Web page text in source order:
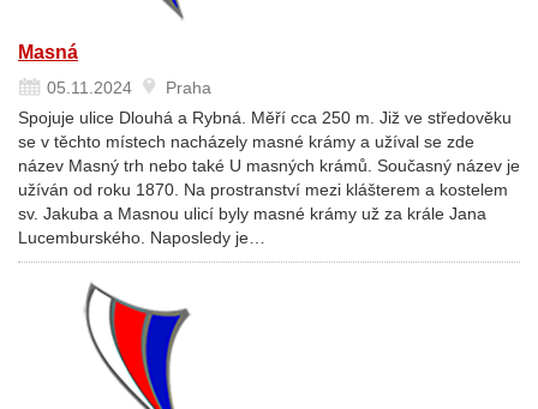
Masná
05.11.2024
Praha
Spojuje ulice Dlouhá a Rybná. Měří cca 250 m. Již ve středověku
se v těchto místech nacházely masné krámy a užíval se zde
název Masný trh nebo také U masných krámů. Současný název je
užíván od roku 1870. Na prostranství mezi klášterem a kostelem
sv. Jakuba a Masnou ulicí byly masné krámy už za krále Jana
Lucemburského. Naposledy je…